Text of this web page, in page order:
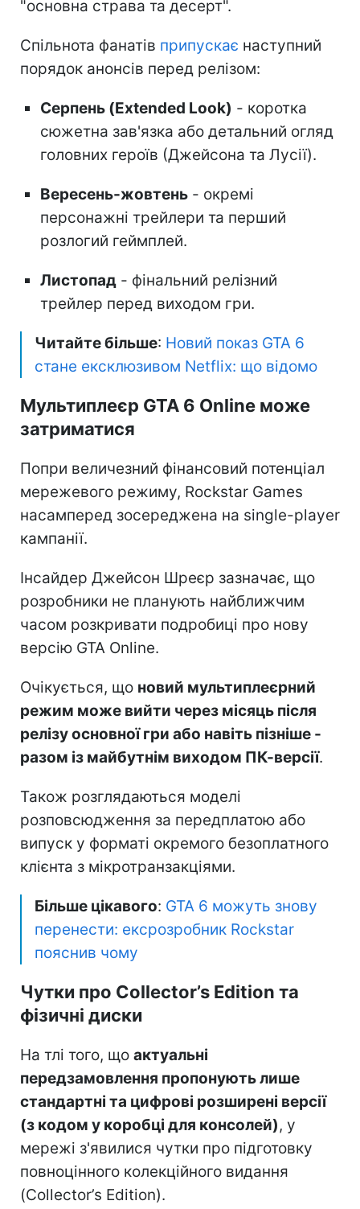
"основна страва та десерт".
Спільнота фанатів припускає наступний
порядок анонсів перед релізом:
Серпень (Extended Look) - коротка
сюжетна зав'язка або детальний огляд
головних героїв (Джейсона та Лусії).
Вересень-жовтень - окремі
персонажні трейлери та перший
розлогий геймплей.
Листопад - фінальний релізний
трейлер перед виходом гри.
Читайте більше: Новий показ GTA 6
стане ексклюзивом Netflix: що відомо
Мультиплеєр GTA 6 Online може
затриматися
Попри величезний фінансовий потенціал
мережевого режиму, Rockstar Games
насамперед зосереджена на single-player
кампанії.
Інсайдер Джейсон Шреєр зазначає, що
розробники не планують найближчим
часом розкривати подробиці про нову
версію GTA Online.
Очікується, що новий мультиплеєрний
режим може вийти через місяць після
релізу основної гри або навіть пізніше -
разом із майбутнім виходом ПК-версії.
Також розглядаються моделі
розповсюдження за передплатою або
випуск у форматі окремого безоплатного
клієнта з мікротранзакціями.
Більше цікавого: GTA 6 можуть знову
перенести: ексрозробник Rockstar
пояснив чому
Чутки про Collector’s Edition та
фізичні диски
На тлі того, що актуальні
передзамовлення пропонують лише
стандартні та цифрові розширені версії
(з кодом у коробці для консолей), у
мережі з'явилися чутки про підготовку
повноцінного колекційного видання
(Collector’s Edition).